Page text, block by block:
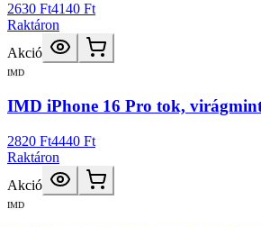
2630 Ft4140 Ft
Raktáron
Akció
IMD
IMD iPhone 16 Pro tok,
2820 Ft4440 Ft
Raktáron
Akció
IMD